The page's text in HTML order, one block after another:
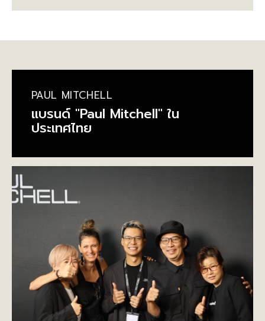
PAUL MITCHELL
แบรนด์ "Paul Mitchell" ใน
ประเทศไทย